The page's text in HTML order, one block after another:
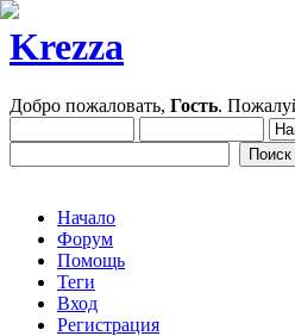
Krezza
Добро пожаловать, Гость.
Начало
Форум
Помощь
Теги
Вход
Регистрация